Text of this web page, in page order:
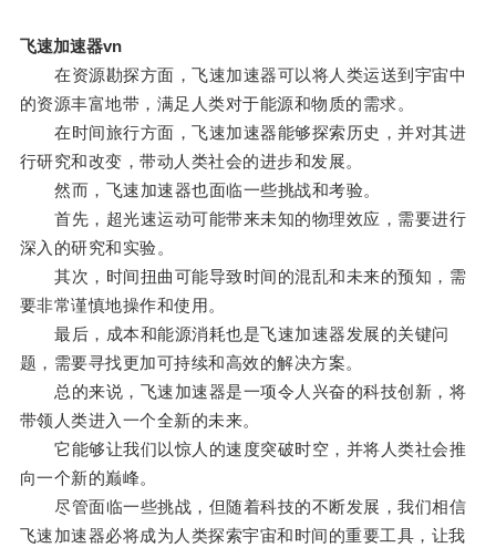
飞速加速器vn
在资源勘探方面，飞速加速器可以将人类运送到宇宙中
的资源丰富地带，满足人类对于能源和物质的需求。
在时间旅行方面，飞速加速器能够探索历史，并对其进
行研究和改变，带动人类社会的进步和发展。
然而，飞速加速器也面临一些挑战和考验。
首先，超光速运动可能带来未知的物理效应，需要进行
深入的研究和实验。
其次，时间扭曲可能导致时间的混乱和未来的预知，需
要非常谨慎地操作和使用。
最后，成本和能源消耗也是飞速加速器发展的关键问
题，需要寻找更加可持续和高效的解决方案。
总的来说，飞速加速器是一项令人兴奋的科技创新，将
带领人类进入一个全新的未来。
它能够让我们以惊人的速度突破时空，并将人类社会推
向一个新的巅峰。
尽管面临一些挑战，但随着科技的不断发展，我们相信
飞速加速器必将成为人类探索宇宙和时间的重要工具，让我